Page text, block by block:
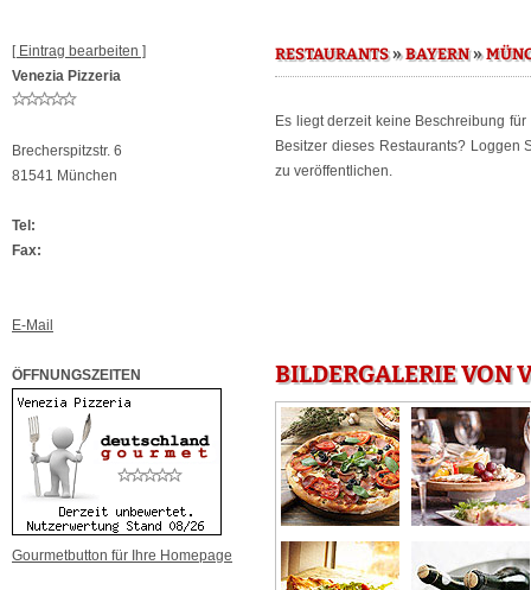
[ Eintrag bearbeiten ]
Venezia Pizzeria
Brecherspitzstr. 6
81541 München
Tel:
Fax:
E-Mail
ÖFFNUNGSZEITEN
Gourmetbutton für Ihre Homepage
RESTAURANTS»BAYERN»
Es liegt derzeit keine Beschreibung
Besitzer dieses Restaurants? Loggen
zu veröffentlichen.
BILDERGALERIE VON